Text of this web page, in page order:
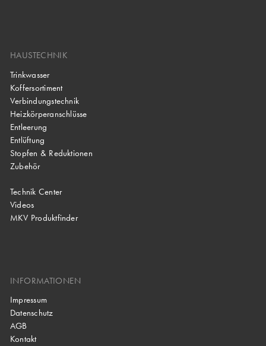
HAUSTECHNIK
Trinkwasser
Koffersortiment
Verbindungstechnik
Heizkörperanschlüsse
Entleerung
Entlüftung
Stopfen & Reduktionen
Zubehör
Technik Center
Videos
MKV Produktfinder
INFORMATIONEN
Impressum
Datenschutz
AGB
Kontakt